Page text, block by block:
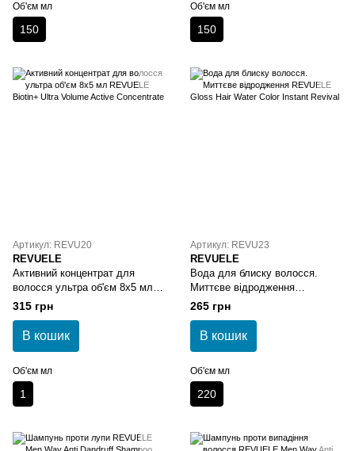
Об'єм мл
150
Об'єм мл
150
Артикул: REVU20
REVUELE
Активний концентрат для
волосся ультра об'єм 8х5 мл
REVUELE Biotin+ Ultra Volume
Active Concentrate
315 грн
В кошик
Об'єм мл
1
Артикул: REVU23
REVUELE
Вода для блиску волосся.
Миттєве відродження
REVUELE Gloss Hair Water
Color Instant Revival
265 грн
В кошик
Об'єм мл
220